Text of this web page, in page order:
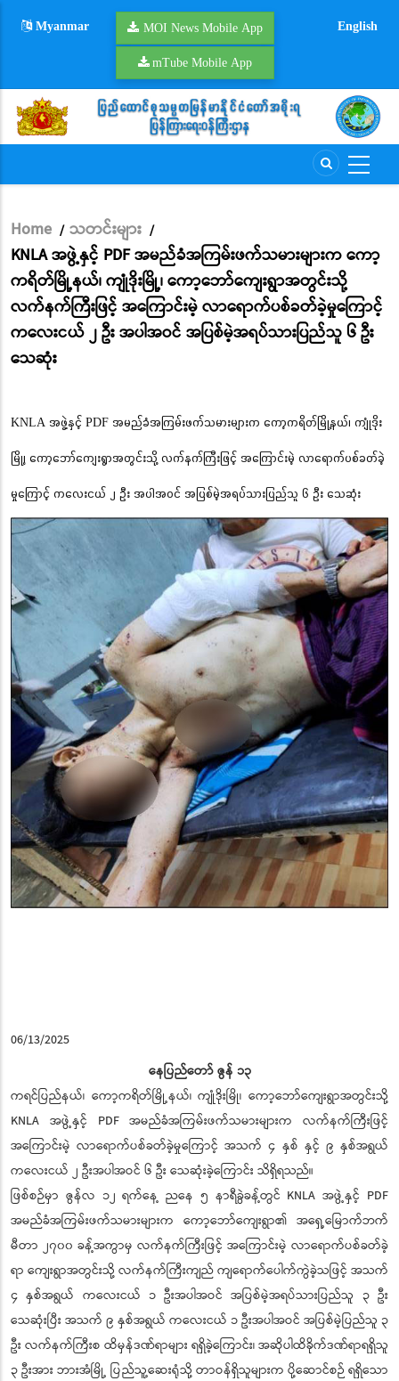
Myanmar MOI News Mobile App
mTube Mobile App
English
Breadcrumb
Home / သတင်းများ /
KNLA အဖွဲ့နှင့် PDF အမည်ခံအကြမ်းဖက်သမားများက ကော့
ကရိတ်မြို့နယ်၊ ကျုံဒိုးမြို့၊ ကော့ဘော်ကျေးရွာအတွင်းသို့
လက်နက်ကြီးဖြင့် အကြောင်းမဲ့ လာရောက်ပစ်ခတ်ခဲ့မှုကြောင့်
ကလေးငယ် ၂ ဦး အပါအဝင် အပြစ်မဲ့အရပ်သားပြည်သူ ၆ ဦး
သေဆုံး
KNLA အဖွဲ့နှင့် PDF အမည်ခံအကြမ်းဖက်သမားများက ကော့ကရိတ်မြို့နယ်၊ ကျုံဒိုး
မြို့၊ ကော့ဘော်ကျေးရွာအတွင်းသို့ လက်နက်ကြီးဖြင့် အကြောင်းမဲ့ လာရောက်ပစ်ခတ်ခဲ့
မှုကြောင့် ကလေးငယ် ၂ ဦး အပါအဝင် အပြစ်မဲ့အရပ်သားပြည်သူ ၆ ဦး သေဆုံး
06/13/2025
နေပြည်တော် ဇွန် ၁၃
ကရင်ပြည်နယ်၊ ကော့ကရိတ်မြို့နယ်၊ ကျုံဒိုးမြို၊ ကော့ဘော်ကျေးရွာအတွင်းသို့
KNLA အဖွဲ့နှင့် PDF အမည်ခံအကြမ်းဖက်သမားများက လက်နက်ကြီးဖြင့်
အကြောင်းမဲ့ လာရောက်ပစ်ခတ်ခဲ့မှုကြောင့် အသက် ၄ နှစ် နှင့် ၉ နှစ်အရွယ်
ကလေးငယ် ၂ ဦးအပါအဝင် ၆ ဦး သေဆုံးခဲ့ကြောင်း သိရှိရသည်။
ဖြစ်စဉ်မှာ ဇွန်လ ၁၂ ရက်နေ့ ညနေ ၅ နာရီခွဲခန့်တွင် KNLA အဖွဲ့နှင့် PDF
အမည်ခံအကြမ်းဖက်သမားများက ကော့ဘော်ကျေးရွာ၏ အရှေ့မြောက်ဘက်
မီတာ ၂၇၀၀ ခန့်အကွာမှ လက်နက်ကြီးဖြင့် အကြောင်းမဲ့ လာရောက်ပစ်ခတ်ခဲ့
ရာ ကျေးရွာအတွင်းသို့ လက်နက်ကြီးကျည် ကျရောက်ပေါက်ကွဲခဲ့သဖြင့် အသက်
၄ နှစ်အရွယ် ကလေးငယ် ၁ ဦးအပါအဝင် အပြစ်မဲ့အရပ်သားပြည်သူ ၃ ဦး
သေဆုံးပြီး အသက် ၉ နှစ်အရွယ် ကလေးငယ် ၁ ဦးအပါအဝင် အပြစ်မဲ့ပြည်သူ ၃
ဦး လက်နက်ကြီးစ ထိမှန်ဒဏ်ရာများ ရရှိခဲ့ကြောင်း၊ အဆိုပါထိခိုက်ဒဏ်ရာရရှိသူ
၃ ဦးအား ဘားအံမြို့ ပြည်သူ့ဆေးရုံသို့ တာဝန်ရှိသူများက ပို့ဆောင်စဉ် ရရှိသော